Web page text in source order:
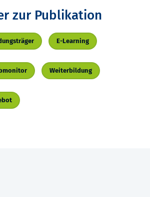
zur Publikation
E-Learning
Weiterbildung